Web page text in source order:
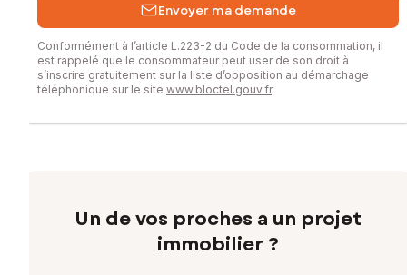
Envoyer ma demande
Conformément à l’article L.223-2 du Code de la consommation, il
est rappelé que le consommateur peut user de son droit à
s’inscrire gratuitement sur la liste d’opposition au démarchage
téléphonique sur le site www.bloctel.gouv.fr.
Un de vos proches a un projet
immobilier ?